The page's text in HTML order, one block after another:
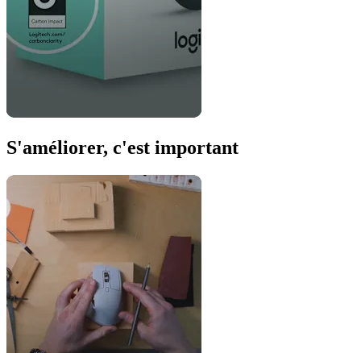
S'améliorer, c'est important